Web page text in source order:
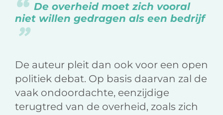
De overheid moet zich vooral
niet willen gedragen als een bedrijf
De auteur pleit dan ook voor een open
politiek debat. Op basis daarvan zal de
vaak ondoordachte, eenzijdige
terugtred van de overheid, zoals zich